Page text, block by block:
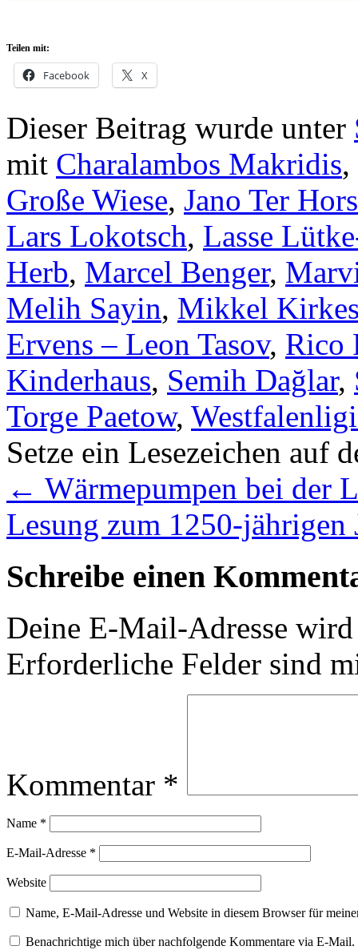
Teilen mit:
Facebook X
Dieser Beitrag wurde unter
mit Charalambos Makridis,
Große Wiese, Jano Ter
Lars Lokotsch, Lasse
Herb, Marcel Benger,
Melih Sayin, Mikkel
Ervens – Leon Tasov, Rico
Kinderhaus, Semih Dağlar,
Torge Paetow,
Setze ein Lesezeichen auf
← Wärmepumpen bei der
Lesung zum 1250-
Schreibe einen
Deine E-Mail-Adresse
Erforderliche Felder sind
Kommentar *
Name *
E-Mail-Adresse *
Website
Name, E-Mail-Adresse und Website in diesem Browser für
Benachrichtige mich über nachfolgende Kommentare via E-Mail.